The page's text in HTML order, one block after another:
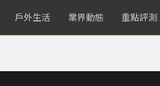
戶外生活 業界動態 重點評測